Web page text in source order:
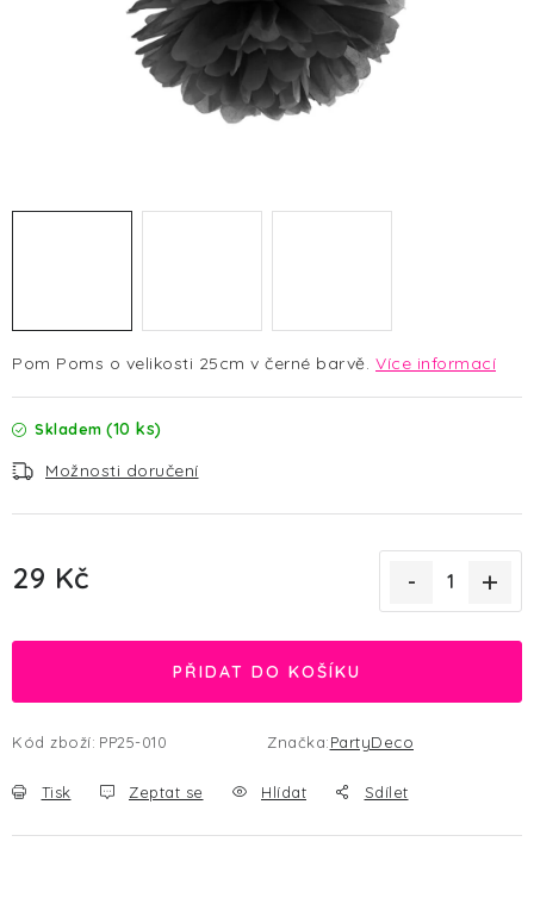
Pom Poms o velikosti 25cm v černé barvě. Více informací
Skladem (10 ks)
Možnosti doručení
29 Kč
PŘIDAT DO KOŠÍKU
Kód zboží: PP25-010 Značka:PartyDeco
Tisk Zeptat se Hlídat Sdílet